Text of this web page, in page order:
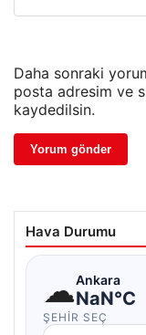
Daha sonraki
posta adresim ve
kaydedilsin.
Hava Durumu
☁Ankara
NaN°C
ŞEHIR SEÇ